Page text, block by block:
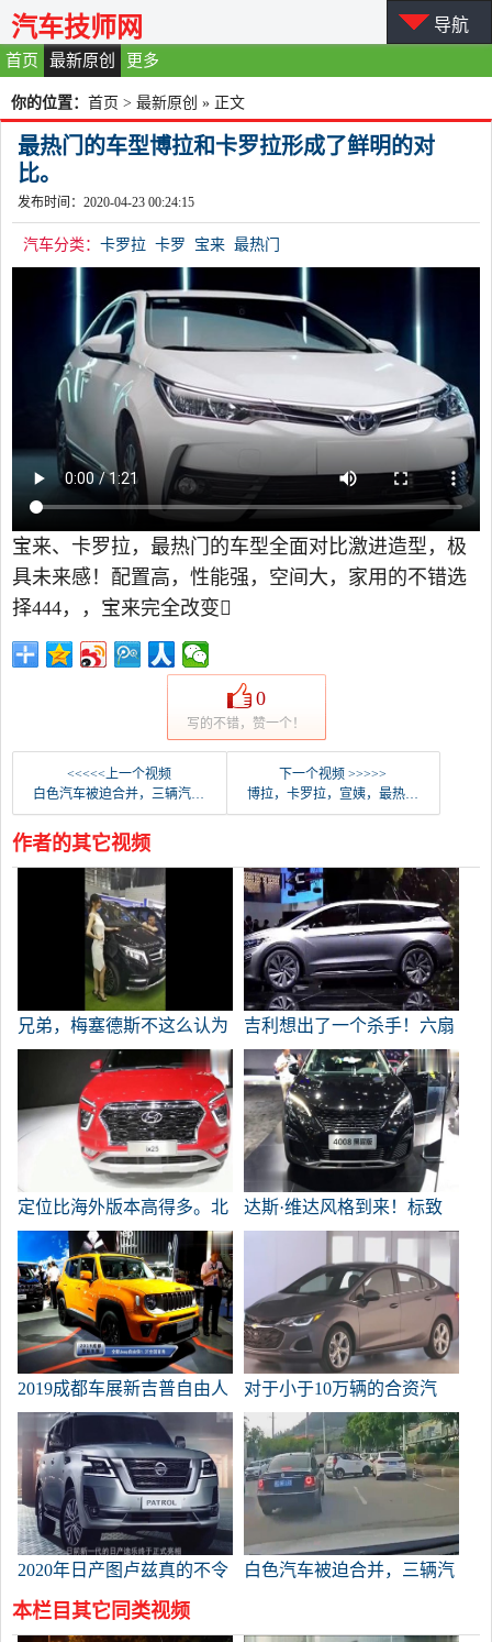
首页 最新原创 更多
汽车技师网 导航
你的位置： 首页 > 最新原创 » 正文
最热门的车型博拉和卡罗拉形成了鲜明的对
比。
发布时间：2020-04-23 00:24:15
汽车分类： 卡罗拉 卡罗 宝来 最热门
宝来、卡罗拉，最热门的车型全面对比激进造型，极
具未来感！配置高，性能强，空间大，家用的不错选
择444，，宝来完全改变
0
写的不错，赞一个！
<<<<<上一个视频
白色汽车被迫合并，三辆汽车相撞。
下一个视频 >>>>>
博拉，卡罗拉，宣姨，最热门的模特都在比较。
作者的其它视频
兄弟，梅塞德斯不这么认为
吉利想出了一个杀手！六扇
门相对而开。江南水乡设计
挑战比亚迪中国龙。
定位比海外版本高得多。北
京现代的新款ix25科技含量
很高。
达斯·维达风格到来！标致
4008黑曜石版亮相成都车展
2019成都车展新吉普自由人
1.3吨全国首次亮相
对于小于10万辆的合资汽
车，选择这四种型号绝对没
有错。
2020年日产图卢兹真的不令
人失望！5.6V8自吸带空空
气悬架。
白色汽车被迫合并，三辆汽
本栏目其它同类视频